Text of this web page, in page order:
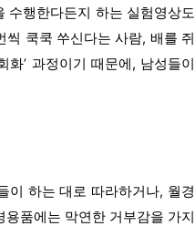
수행한다든지 하는 실험영상도
쿡쿡 쑤신다는 사람, 배를 쥐
’ 과정이기 때문에, 남성들이
이 하는 대로 따라하거나, 월경
품에는 막연한 거부감을 가지